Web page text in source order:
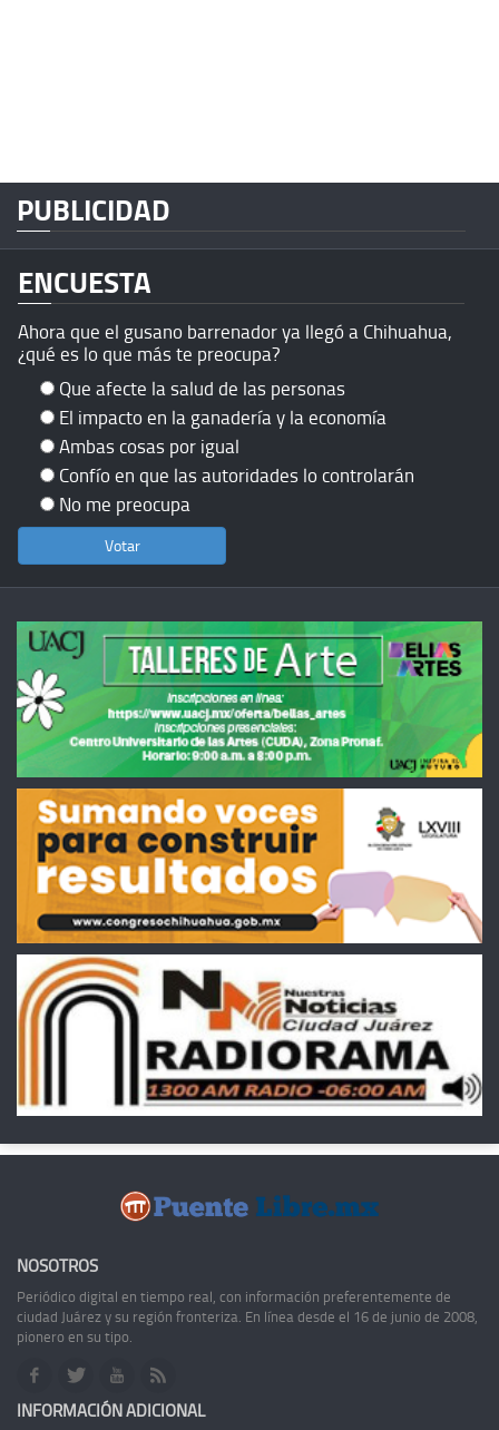
PUBLICIDAD
ENCUESTA
Ahora que el gusano barrenador ya llegó a Chihuahua,
¿qué es lo que más te preocupa?
Que afecte la salud de las personas
El impacto en la ganadería y la economía
Ambas cosas por igual
Confío en que las autoridades lo controlarán
No me preocupa
NOSOTROS
Periódico digital en tiempo real, con información preferentemente de
ciudad Juárez y su región fronteriza. En línea desde el 16 de junio de 2008,
pionero en su tipo.
INFORMACIÓN ADICIONAL